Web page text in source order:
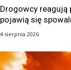
Drogowcy reagują
pojawią się
4 sierpnia 2026